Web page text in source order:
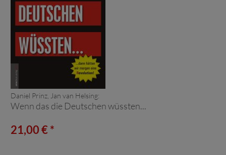
Daniel Prinz, Jan van Helsing:
Wenn das die Deutschen wüssten...
21,00 € *